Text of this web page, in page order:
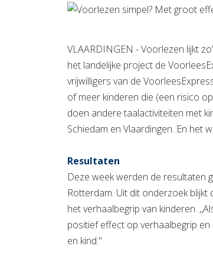
VLAARDINGEN - Voorlezen lijkt
het landelijke project de
vrijwilligers van de
of meer kinderen die (een risico
doen andere taalactiviteiten met
Schiedam en Vlaardingen. En het
Resultaten
Deze week werden de resultaten
Rotterdam. Uit dit onderzoek
het verhaalbegrip van kinderen.
positief effect op verhaalbegrip
en kind.''